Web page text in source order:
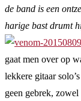
de band is een
harige bast drumt
gaat men over op
lekkere gitaar
geen gebrek,